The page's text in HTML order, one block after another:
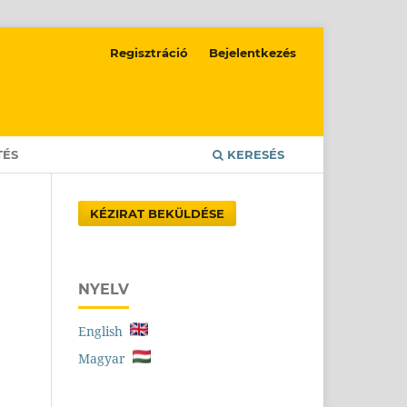
KERESÉS
Regisztráció Bejelentkezés
KÉZIRAT BEKÜLDÉSE
NYELV
English
Magyar